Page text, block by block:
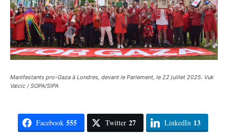
Manifestants pro-Gaza à Londres, devant le Parlement, le 22 juillet 2025. Vuk
Valcic / SOPA/SIPA
Facebook 555 Twitter 27 LinkedIn 13